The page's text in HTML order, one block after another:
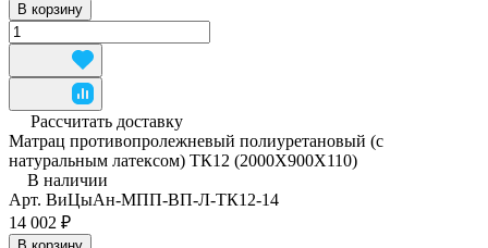
В корзину
Рассчитать доставку
Матрац противопролежневый полиуретановый (с
натуральным латексом) ТК12 (2000Х900Х110)
В наличии
Арт. ВиЦыАн-МПП-ВП-Л-ТК12-14
14 002 ₽